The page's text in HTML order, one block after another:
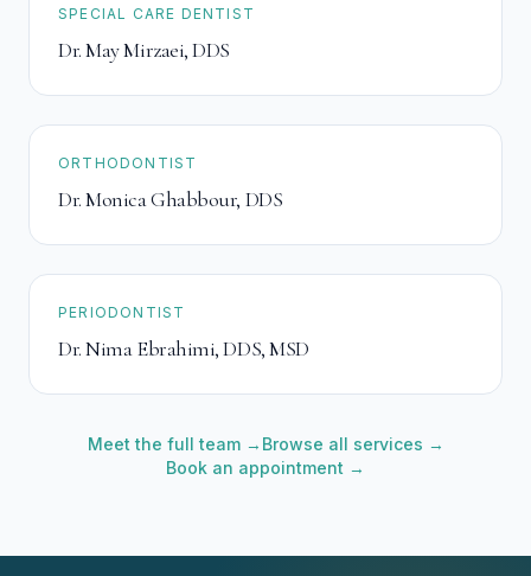
SPECIAL CARE DENTIST
Dr. May Mirzaei,DDS
ORTHODONTIST
Dr. Monica Ghabbour, DDS
PERIODONTIST
Dr. Nima Ebrahimi,DDS, MSD
Meet the full team → Browse all services →
Book an appointment →